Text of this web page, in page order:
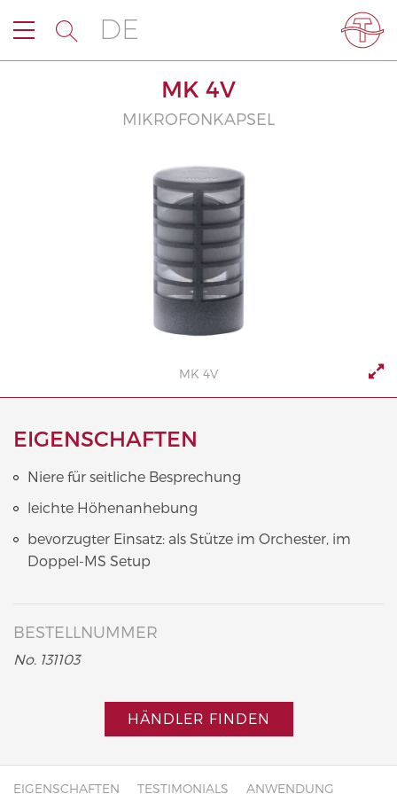
DE
MK 4V
MIKROFONKAPSEL
MK 4V
EIGENSCHAFTEN
Niere für seitliche Besprechung
leichte Höhenanhebung
bevorzugter Einsatz: als Stütze im Orchester, im
Doppel-MS Setup
BESTELLNUMMER
No. 131103
HÄNDLER FINDEN
EIGENSCHAFTEN TESTIMONIALS
ANWENDUNG